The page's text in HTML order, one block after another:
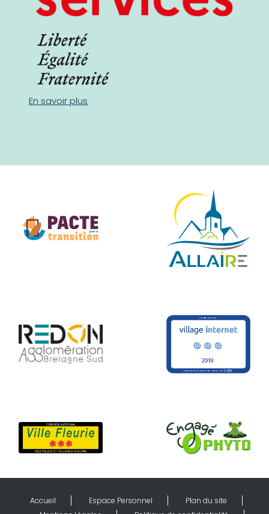
En savoir plus
Accueil Espace Personnel
Plan du site